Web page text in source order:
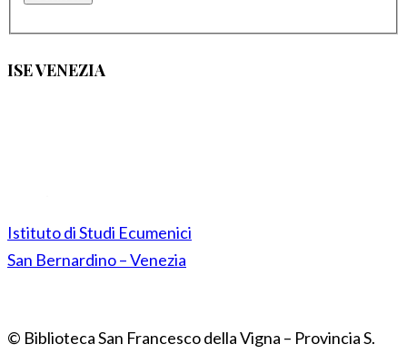
ISE VENEZIA
Istituto di Studi Ecumenici
San Bernardino – Venezia
© Biblioteca San Francesco della Vigna – Provincia S.